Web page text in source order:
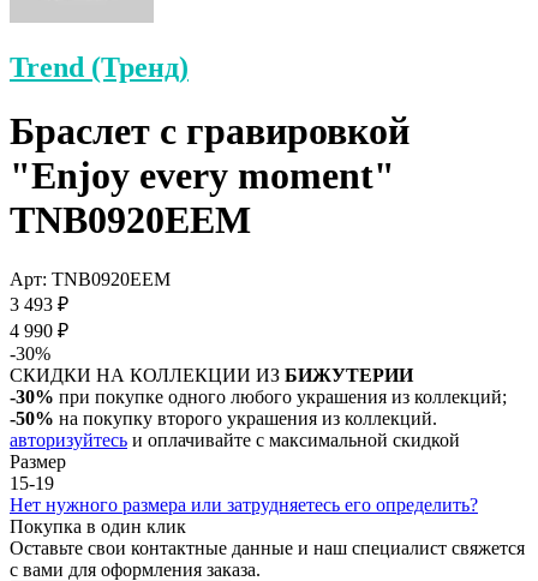
Trend (Тренд)
Браслет с гравировкой
"Enjoy every moment"
TNB0920EEM
Арт: TNB0920EEM
3 493 ₽
4 990 ₽
-30%
СКИДКИ НА КОЛЛЕКЦИИ ИЗ БИЖУТЕРИИ
-30% при покупке одного любого украшения из коллекций;
-50% на покупку второго украшения из коллекций.
авторизуйтесь и оплачивайте с максимальной скидкой
Размер
15-19
Нет нужного размера или затрудняетесь его определить?
Покупка в один клик
Оставьте свои контактные данные и наш специалист свяжется
с вами для оформления заказа.